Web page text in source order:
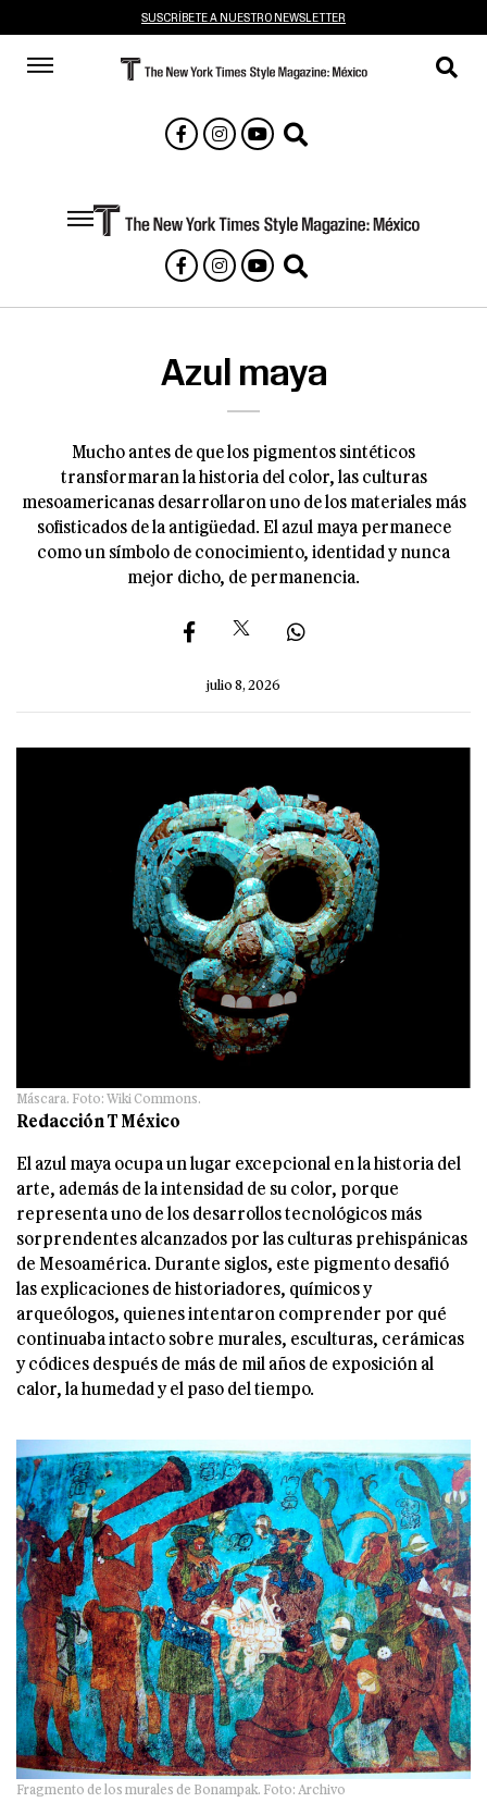
SUSCRÍBETE A NUESTRO NEWSLETTER
Azul maya
Mucho antes de que los pigmentos sintéticos
transformaran la historia del color, las culturas
mesoamericanas desarrollaron uno de los materiales más
sofisticados de la antigüedad. El azul maya permanece
como un símbolo de conocimiento, identidad y nunca
mejor dicho, de permanencia.
julio 8, 2026
Máscara. Foto: Wiki Commons.
Redacción T México
El azul maya ocupa un lugar excepcional en la historia del
arte, además de la intensidad de su color, porque
representa uno de los desarrollos tecnológicos más
sorprendentes alcanzados por las culturas prehispánicas
de Mesoamérica. Durante siglos, este pigmento desafió
las explicaciones de historiadores, químicos y
arqueólogos, quienes intentaron comprender por qué
continuaba intacto sobre murales, esculturas, cerámicas
y códices después de más de mil años de exposición al
calor, la humedad y el paso del tiempo.
Fragmento de los murales de Bonampak. Foto: Archivo